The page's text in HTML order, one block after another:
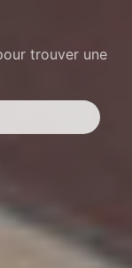
trouver une